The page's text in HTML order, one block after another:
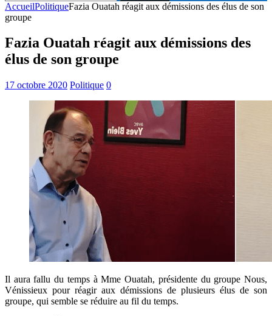
AccueilPolitiqueFazia Ouatah réagit aux démissions des élus de son
groupe
Fazia Ouatah réagit aux démissions des
élus de son groupe
17 octobre 2020 Politique 0
Il aura fallu du temps à Mme Ouatah, présidente du groupe Nous,
Vénissieux pour réagir aux démissions de plusieurs élus de son
groupe, qui semble se réduire au fil du temps.